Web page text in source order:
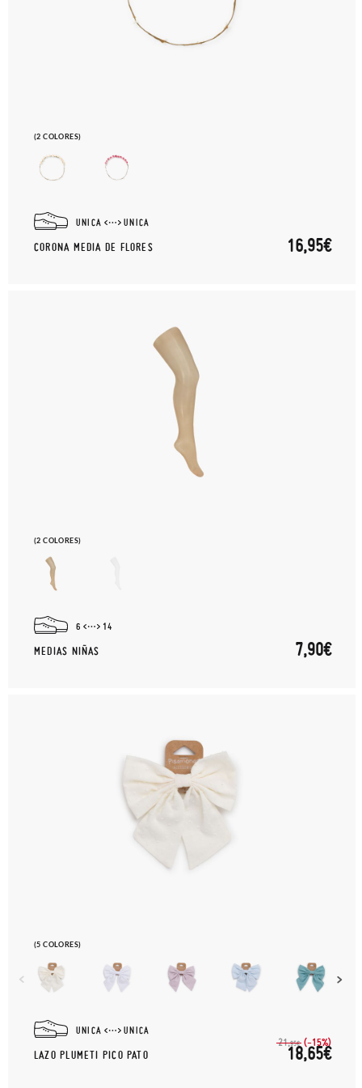
(2 COLORES)
UNICA UNICA
CORONA MEDIA DE FLORES 16,95€
(2 COLORES)
6 14
MEDIAS NIÑAS 7,90€
(5 COLORES)
UNICA UNICA
LAZO PLUMETI PICO PATO
21,95€ (-15%)
18,65€